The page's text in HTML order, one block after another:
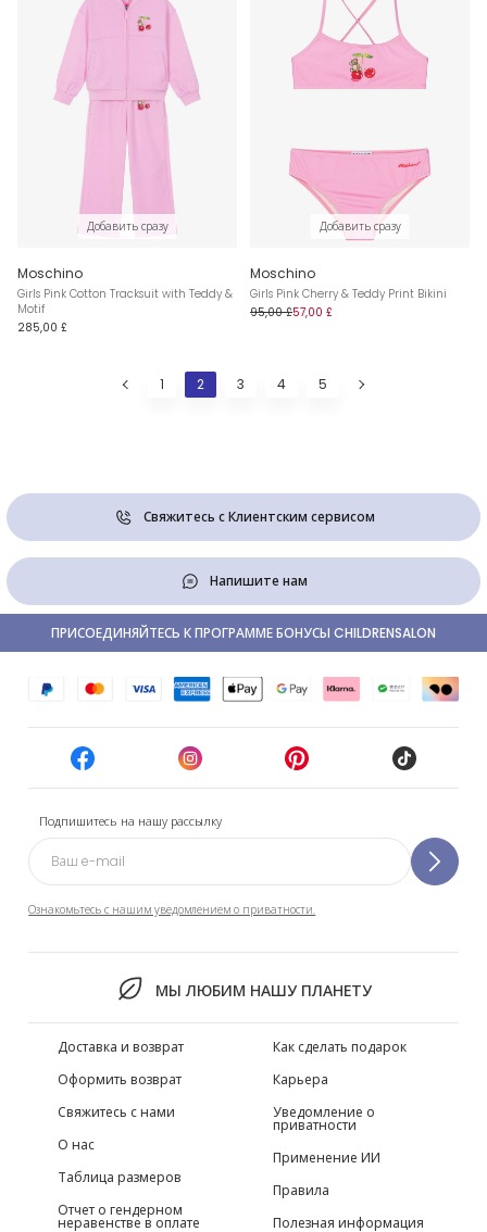
Добавить сразу
Moschino
Girls Pink Cotton Tracksuit with Teddy &
Motif
285,00 £
Добавить сразу
Moschino
Girls Pink Cherry & Teddy Print Bikini
95,00 £57,00 £
1 2 3 4 5
Свяжитесь с Клиентским сервисом
Напишите нам
Подпишитесь на нашу рассылку
Ознакомьтесь с нашим уведомлением о приватности.
МЫ ЛЮБИМ НАШУ ПЛАНЕТУ
ПРИСОЕДИНЯЙТЕСЬ К ПРОГРАММЕ БОНУСЫ CHILDRENSALON
Доставка и возврат
Оформить возврат
Свяжитесь с нами
О нас
Таблица размеров
Отчет о гендерном
неравенстве в оплате
Как сделать подарок
Карьера
Уведомление о
приватности
Применение ИИ
Правила
Полезная информация